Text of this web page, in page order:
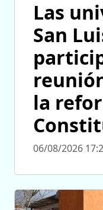
Las
San
la
06/08/2026